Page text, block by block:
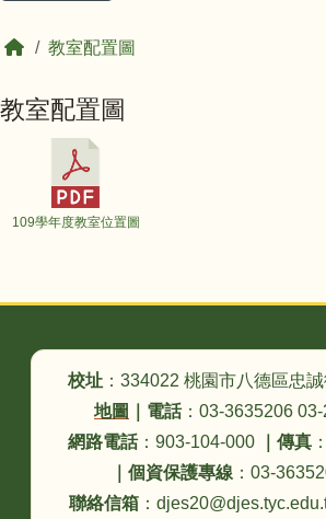
回首頁教室配置圖
教室配置圖
109學年度教室位置圖
校址 ：334022 桃園市八德區忠
地圖
電話：03-3635206
網路電話：903-104-000 傳真
個資保護專線 ：03-
聯絡信箱：